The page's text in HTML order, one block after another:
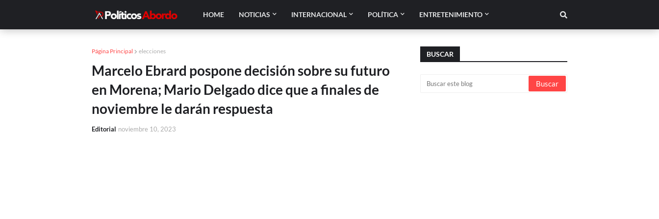
HOME NOTICIAS INTERNACIONAL POLÍTICA ENTRETENIMIENTO
Página Principal elecciones
Marcelo Ebrard pospone decisión sobre su futuro
en Morena; Mario Delgado dice que a finales de
noviembre le darán respuesta
Editorial noviembre 10, 2023
BUSCAR